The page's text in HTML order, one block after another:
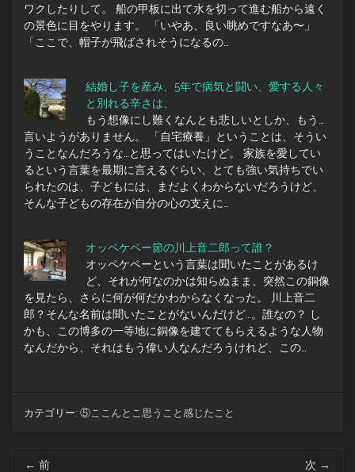
ワクしたりして。 船の甲板に出て水を切って進む船から遠く
の景色に目をやります。 「いやあ、良い眺めですなあ〜」
「ここで、帽子が飛ばされそうになるの…
結婚し子を産み、5年で病気と闘い、愛する人々
と別れる辛さは、
もう想像にし難くなんとも悲しいとしか、もう…
言いようがありません。 「自宅療養」ということは、そうい
うことなんだろうな…と思ってはいたけど。 家族を愛してい
るという言葉を最期に言えるぐらい、とても強い気持ちでい
られたのは、子どもには、まだよくわからないだろうけど、
そんな子どもの存在が自分の心の支えに…
オッペケペー節の川上音二郎って誰？
オッペケペーという言葉は聞いたことがあるけ
ど、それが何なのかは知らぬまま、突然この銅像
を見たら、さらに何が何だかわからなくなった。 川上音二
郎？そんな名前は聞いたことがないんだけど…。誰なの？ し
かも、この博多の一等地に銅像を建ててもらえるような人物
なんだから、それはもう偉い人なんだろうけれど、この…
カテゴリー: ⑤ここんとこ思うこと感じたこと
← 前 次 →